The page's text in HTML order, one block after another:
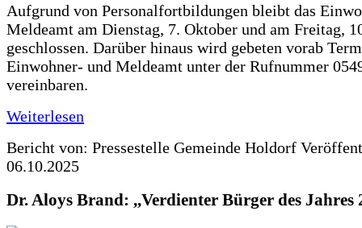
Aufgrund von Personalfortbildungen bleibt das
Meldeamt am Dienstag, 7. Oktober und am Freitag,
geschlossen. Darüber hinaus wird gebeten vorab
Einwohner- und Meldeamt unter der Rufnummer
vereinbaren.
Weiterlesen
Bericht von: Pressestelle Gemeinde Holdorf
06.10.2025
Dr. Aloys Brand: ,,Verdienter Bürger des Jahres